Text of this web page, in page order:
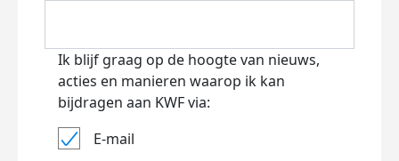
Ik blijf graag op de hoogte van nieuws,
acties en manieren waarop ik kan
bijdragen aan KWF via:
E-mail